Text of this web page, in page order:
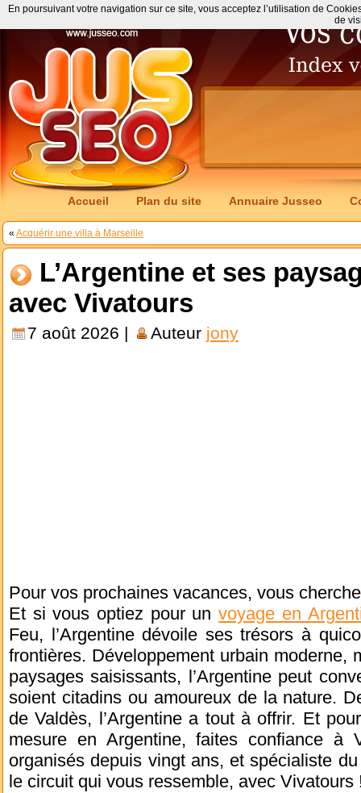
Accueil Plan du site Annuaire Jusseo
« Acquérir une villa à Marseille
L’Argentine et ses
avec Vivatours
7 août 2026 | Auteur jony
Pour vos prochaines vacances, vous
Et si vous optiez pour unvoyage en
Feu, l’Argentine dévoile ses trésors à
frontières. Développement urbain moderne,
paysages saisissants, l’Argentine peut
soient citadins ou amoureux de la nature.
de Valdès, l’Argentine a tout à offrir. Et
mesure en Argentine, faites confiance à
organisés depuis vingt ans, et spécialiste
le circuit qui vous ressemble, avec Vivatours
En poursuivant votre navigation sur ce site, vous acceptez l’utilisation de
de